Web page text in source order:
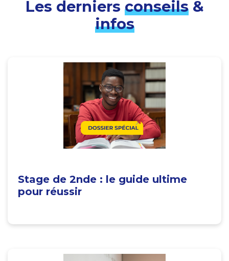
Les derniers conseils&
infos
Stage de 2nde : le guide ultime
pour réussir